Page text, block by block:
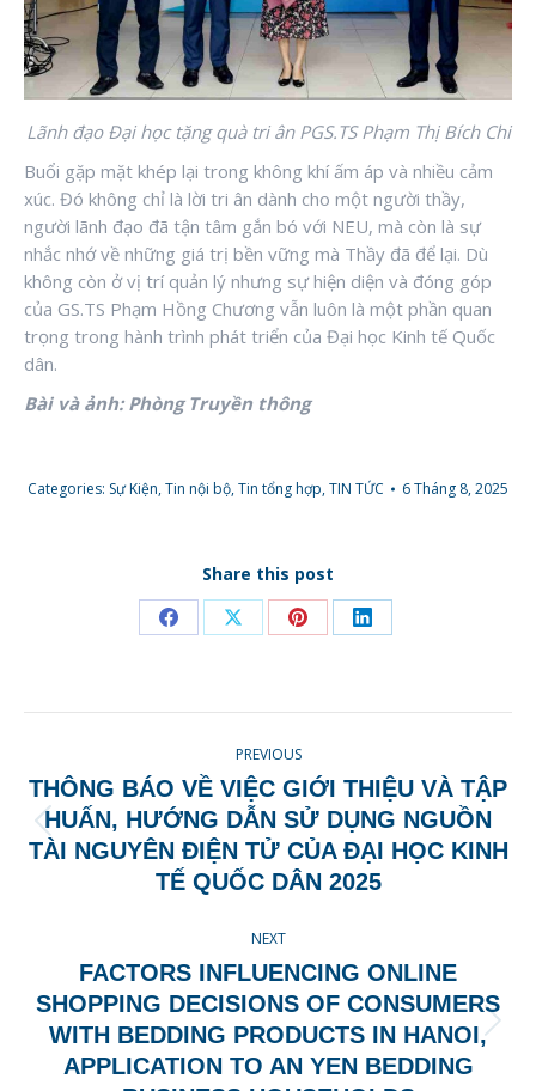
Lãnh đạo Đại học tặng quà tri ân PGS.TS Phạm Thị Bích Chi
Buổi gặp mặt khép lại trong không khí ấm áp và nhiều cảm
xúc. Đó không chỉ là lời tri ân dành cho một người thầy,
người lãnh đạo đã tận tâm gắn bó với NEU, mà còn là sự
nhắc nhớ về những giá trị bền vững mà Thầy đã để lại. Dù
không còn ở vị trí quản lý nhưng sự hiện diện và đóng góp
của GS.TS Phạm Hồng Chương vẫn luôn là một phần quan
trọng trong hành trình phát triển của Đại học Kinh tế Quốc
dân.
Bài và ảnh: Phòng Truyền thông
Categories: Sự Kiện,Tin nội bộ,Tin tổng hợp,TIN TỨC 6 Tháng 8, 2025
Share this post
Share
Facebook
Share
X
Share
Pinterest
Share
LinkedIn
NAVIGATION
PREVIOUS
Previous
post:
THÔNG BÁO VỀ VIỆC GIỚI THIỆU VÀ TẬP
HUẤN, HƯỚNG DẪN SỬ DỤNG NGUỒN
TÀI NGUYÊN ĐIỆN TỬ CỦA ĐẠI HỌC KINH
TẾ QUỐC DÂN 2025
NEXT
Next
post:
FACTORS INFLUENCING ONLINE
SHOPPING DECISIONS OF CONSUMERS
WITH BEDDING PRODUCTS IN HANOI,
APPLICATION TO AN YEN BEDDING